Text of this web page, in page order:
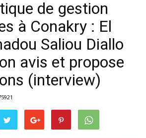
de gestion
à Conakry : El
Saliou Diallo
avis et propose
(interview)